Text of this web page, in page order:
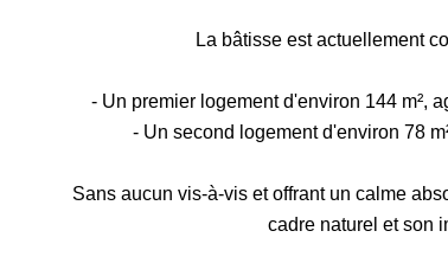
La bâtisse est actuellement
- Un premier logement d'environ 144 m²,
- Un second logement d'environ 78
Sans aucun vis-à-vis et offrant un calme
cadre naturel et son